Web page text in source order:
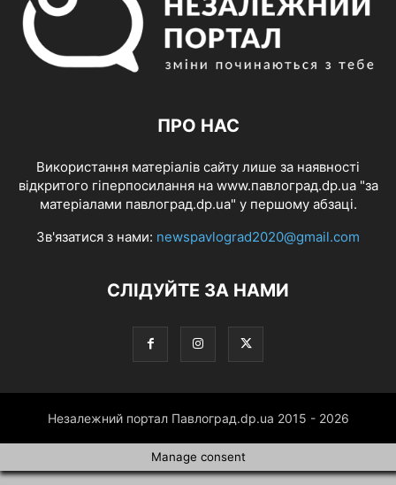
ПРО НАС
Використання матеріалів сайту лише за наявності
відкритого гіперпосилання на www.павлоград.dp.ua "за
матеріалами павлоград.dp.ua" у першому абзаці.
Зв'язатися з нами: newspavlograd2020@gmail.com
СЛІДУЙТЕ ЗА НАМИ
Незалежний портал Павлоград.dp.ua 2015 - 2026
Manage consent